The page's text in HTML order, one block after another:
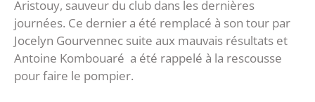
Aristouy, sauveur du club dans les dernières
journées. Ce dernier a été remplacé à son tour par
Jocelyn Gourvennec suite aux mauvais résultats et
Antoine Kombouaré a été rappelé à la rescousse
pour faire le pompier.